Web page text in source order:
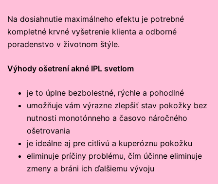
Na dosiahnutie maximálneho efektu je potrebné
kompletné krvné vyšetrenie klienta a odborné
poradenstvo v životnom štýle.
Výhody ošetrení akné IPL svetlom
je to úplne bezbolestné, rýchle a pohodlné
umožňuje vám výrazne zlepšiť stav pokožky bez
nutnosti monotónneho a časovo náročného
ošetrovania
je ideálne aj pre citlivú a kuperóznu pokožku
eliminuje príčiny problému, čím účinne eliminuje
zmeny a bráni ich ďalšiemu vývoju